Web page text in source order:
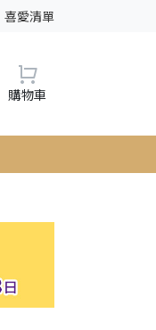
喜愛清單
購物車